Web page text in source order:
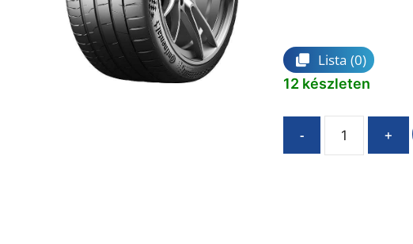
Lista (0)
12 készleten
- +